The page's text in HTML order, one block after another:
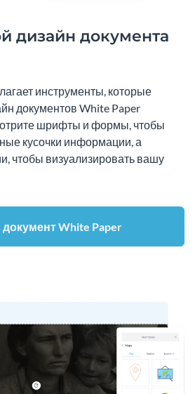
дизайн документа
инструменты, которые
документов White Paper
шрифты и формы, чтобы
кусочки информации, а
чтобы визуализировать вашу
White Paper